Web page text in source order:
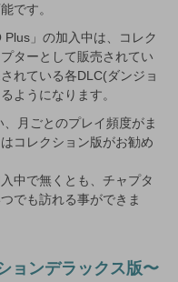
です。
」の加入中は、コレク
ターとして販売されてい
れている各DLC(ダンジョ
ようになります。
月ごとのプレイ頻度がま
コレクション版がお勧め
中で無くとも、チャプタ
でも訪れる事ができま
ョンデラックス版〜